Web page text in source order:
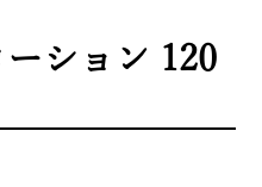
ション 120